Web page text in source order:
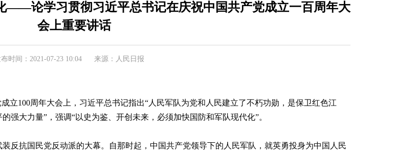
——论学习贯彻习近平总书记在庆祝中国共产党成立一百周年大
会上重要讲话
时间：2021-07-23 10:04 来源：人民日报
立100周年大会上，习近平总书记指出“人民军队为党和人民建立了不朽功勋，是保卫红色江
强大力量”，强调“以史为鉴、开创未来，必须加快国防和军队现代化”。
反抗国民党反动派的大幕。自那时起，中国共产党领导下的人民军队，就英勇投身为中国人民